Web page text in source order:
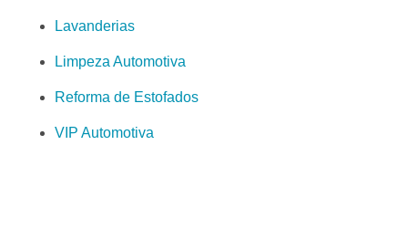
Lavanderias
Limpeza Automotiva
Reforma de Estofados
VIP Automotiva